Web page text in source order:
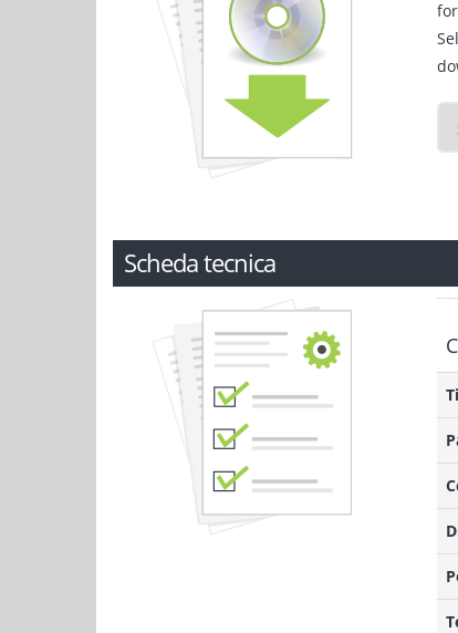
Scheda tecnica